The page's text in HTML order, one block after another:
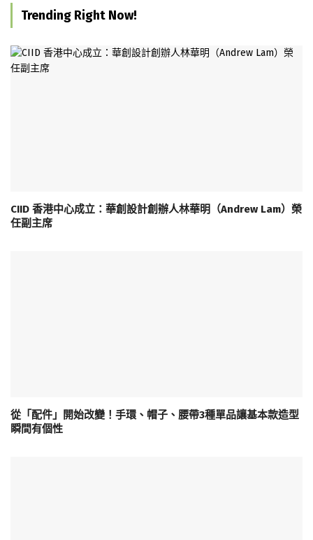
Trending Right Now!
CIID 香港中心成立：華創設計創辦人林華明（Andrew Lam）榮
任副主席
從「配件」開始改變！手環、帽子、腰帶3種單品讓基本款造型
瞬間有個性